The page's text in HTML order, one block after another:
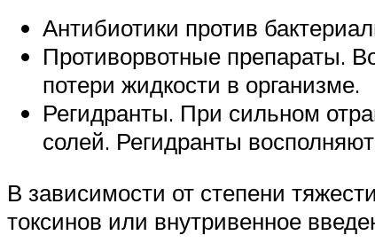
Антибиотики против
Противорвотные препараты.
потери жидкости в организме.
Регидранты. При сильном
солей. Регидранты
В зависимости от степени
токсинов или внутривенное